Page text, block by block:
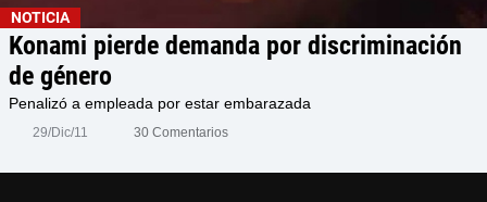
NOTICIA
Konami pierde demanda por discriminación
de género
Penalizó a empleada por estar embarazada
29/Dic/11 30 Comentarios